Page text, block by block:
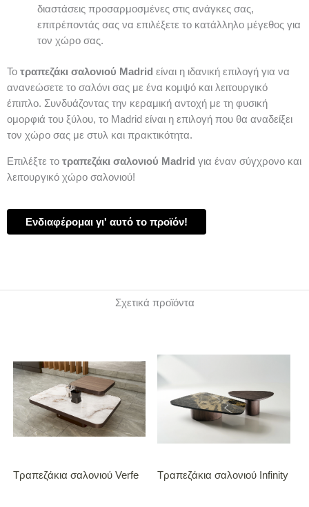
διαστάσεις προσαρμοσμένες στις ανάγκες σας,
επιτρέποντάς σας να επιλέξετε το κατάλληλο μέγεθος για
τον χώρο σας.
Το τραπεζάκι σαλονιού Madrid είναι η ιδανική επιλογή για να
ανανεώσετε το σαλόνι σας με ένα κομψό και λειτουργικό
έπιπλο. Συνδυάζοντας την κεραμική αντοχή με τη φυσική
ομορφιά του ξύλου, το Madrid είναι η επιλογή που θα αναδείξει
τον χώρο σας με στυλ και πρακτικότητα.
Επιλέξτε το τραπεζάκι σαλονιού Madrid για έναν σύγχρονο και
λειτουργικό χώρο σαλονιού!
Ενδιαφέρομαι γι' αυτό το προϊόν!
Σχετικά προϊόντα
Τραπεζάκια σαλονιού Verfe Τραπεζάκια σαλονιού Infinity